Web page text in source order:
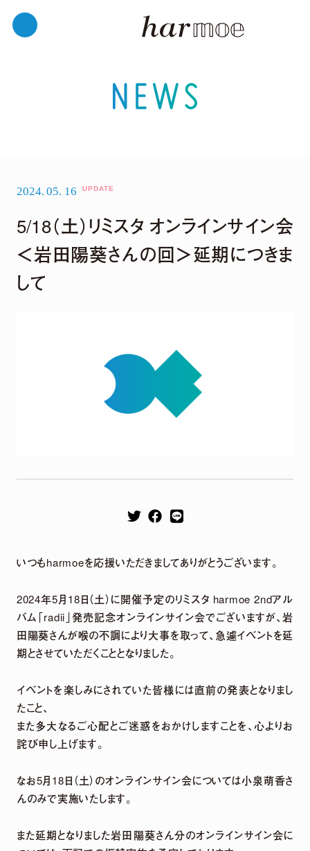
Remix EP
2026.04.22
harmoe Remix EP 2026年4月22日（水）発売決定！
【収録楽曲】
M1.「旅しよ！don’t you？」（Tomggg Remix）
M3.「QUEEN」(TORIENA Remix）
M4.「HyperLoveSong」（KOTONOHOUSE Remix）
2024. 05. 16
5/18（土）リミスタ オンラインサイン会
＜岩田陽葵さんの回＞延期につきま
して
いつもharmoeを応援いただきましてありがとうございます。
2024年5月18日（土）に開催予定のリミスタ harmoe 2ndアル
バム「radii」発売記念オンラインサイン会でございますが、岩
田陽葵さんが喉の不調により大事を取って、急遽イベントを延
期とさせていただくこととなりました。
イベントを楽しみにされていた皆様には直前の発表となりまし
たこと、
また多大なるご心配とご迷惑をおかけしますことを、心よりお
詫び申し上げます。
なお5月18日（土）のオンラインサイン会については小泉萌香さ
んのみで実施いたします。
また延期となりました岩田陽葵さん分のオンラインサイン会に